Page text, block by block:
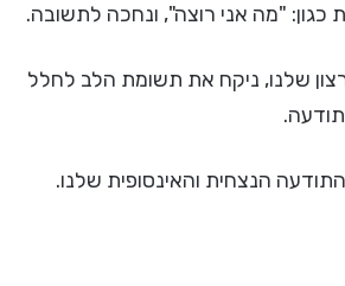
"מה אני רוצה", ונחכה לתשובה.
שלנו, ניקח את תשומת הלב לחלל
הנצחית והאינסופית שלנו.